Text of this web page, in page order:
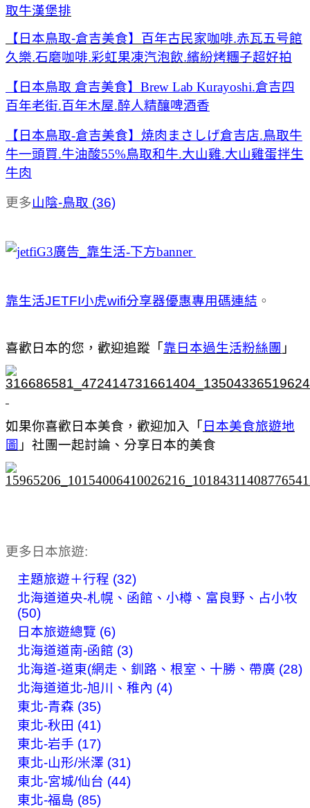
取牛漢堡排
【日本鳥取-倉吉美食】百年古民家咖啡.赤瓦五号館
久樂.石磨咖啡.彩虹果凍汽泡飲.繽紛烤糰子超好拍
【日本鳥取 倉吉美食】Brew Lab Kurayoshi.倉吉四
百年老街.百年木屋.醉人精釀啤酒香
【日本鳥取-倉吉美食】焼肉まさしげ倉吉店.鳥取牛
牛一頭買.牛油酸55%鳥取和牛.大山雞.大山雞蛋拌生
牛肉
更多山陰-鳥取 (36)
靠生活JETFI小虎wifi分享器優惠專用碼連結 。
喜歡日本的您，歡迎追蹤「 靠日本過生活粉絲團 」
如果你喜歡日本美食，歡迎加入「 日本美食旅遊地
圖 」社團一起討論、分享日本的美食
更多日本旅遊:
主題旅遊＋行程 (32)
北海道道央-札幌、函館、小樽、富良野、占小牧
(50)
日本旅遊總覽 (6)
北海道道南-函館 (3)
北海道-道東(網走、釧路、根室、十勝、帶廣 (28)
北海道道北-旭川、稚內 (4)
東北-青森 (35)
東北-秋田 (41)
東北-岩手 (17)
東北-山形/米澤 (31)
東北-宮城/仙台 (44)
東北-福島 (85)